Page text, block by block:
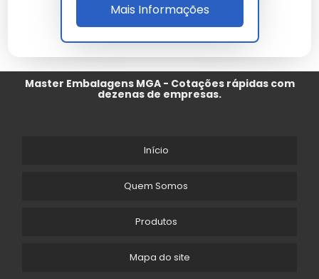
Mais Informações
Master Embalagens MGA - Cotações rápidas com
dezenas de empresas.
Início
Quem Somos
Produtos
Mapa do site